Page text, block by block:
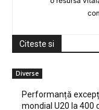
Citeste si
Diverse
Performanță
mondial U20 la 400